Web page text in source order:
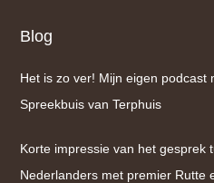
Blog
Het is zo ver! Mijn eigen podcast
Spreekbuis van Terphuis
Korte impressie van het gesprek
Nederlanders met premier Rutte